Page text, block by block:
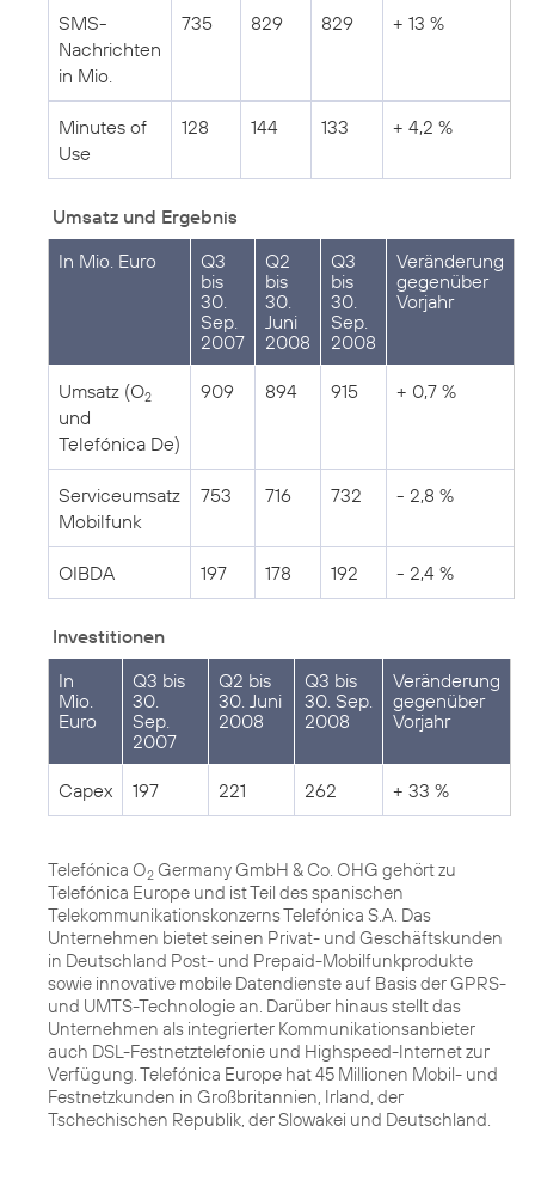
SMS-
Nachrichten
in Mio.
735 829 829 + 13 %
Minutes of
Use
128 144 133 + 4,2 %
Umsatz und Ergebnis
In Mio. Euro
Q3
bis
30.
Sep.
2007
Q2
bis
30.
Juni
2008
Q3
bis
30.
Sep.
2008
Veränderung
gegenüber
Vorjahr
Umsatz (O2
und
Telefónica De)
909 894 915 + 0,7 %
Serviceumsatz
Mobilfunk
753 716 732 - 2,8 %
OIBDA 197 178 192 - 2,4 %
Investitionen
In
Mio.
Euro
Q3 bis
30.
Sep.
2007
Q2 bis
30. Juni
2008
Q3 bis
30. Sep.
2008
Veränderung
gegenüber
Vorjahr
Capex 197 221 262 + 33 %
Telefónica O2 Germany GmbH & Co. OHG gehört zu
Telefónica Europe und ist Teil des spanischen
Telekommunikationskonzerns Telefónica S.A. Das
Unternehmen bietet seinen Privat- und Geschäftskunden
in Deutschland Post- und Prepaid-Mobilfunkprodukte
sowie innovative mobile Datendienste auf Basis der GPRS-
und UMTS-Technologie an. Darüber hinaus stellt das
Unternehmen als integrierter Kommunikationsanbieter
auch DSL-Festnetztelefonie und Highspeed-Internet zur
Verfügung. Telefónica Europe hat 45 Millionen Mobil- und
Festnetzkunden in Großbritannien, Irland, der
Tschechischen Republik, der Slowakei und Deutschland.